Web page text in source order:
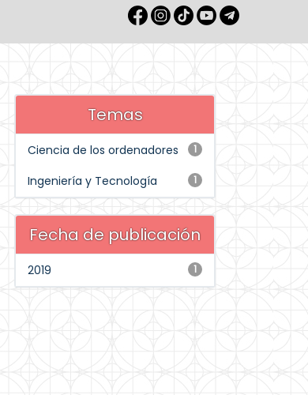
Temas
1
Ciencia de los ordenadores
1
Ingeniería y Tecnología
Fecha de publicación
1
2019